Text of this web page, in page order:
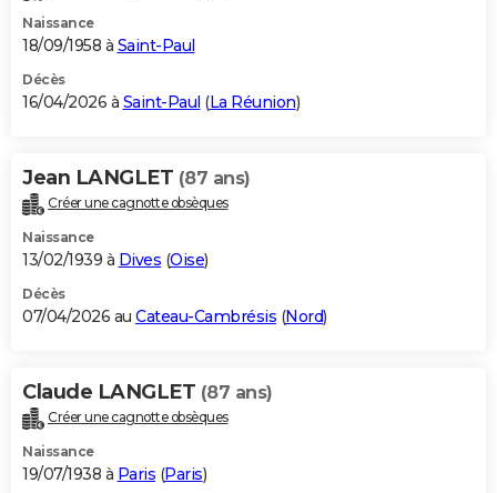
Naissance
18/09/1958 à Saint-Paul
Décès
16/04/2026 à Saint-Paul (La Réunion)
Jean LANGLET (87 ans)
Créer une cagnotte obsèques
Naissance
13/02/1939 à Dives (Oise)
Décès
07/04/2026 au Cateau-Cambrésis (Nord)
Claude LANGLET (87 ans)
Créer une cagnotte obsèques
Naissance
19/07/1938 à Paris (Paris)